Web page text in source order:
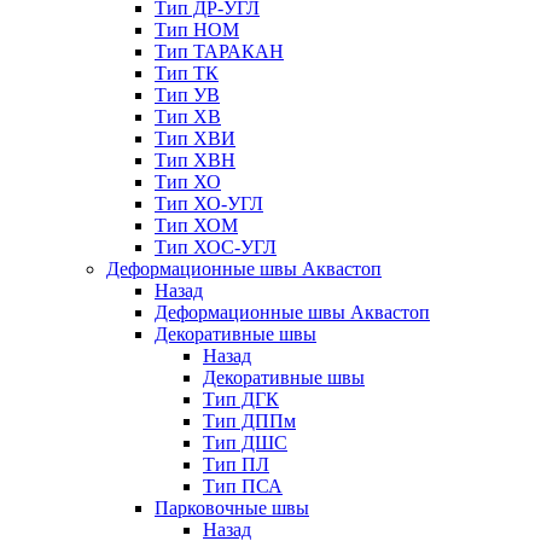
Тип ДР-УГЛ
Тип НОМ
Тип ТАРАКАН
Тип ТК
Тип УВ
Тип ХВ
Тип ХВИ
Тип ХВН
Тип ХО
Тип ХО-УГЛ
Тип ХОМ
Тип ХОС-УГЛ
Деформационные швы Аквастоп
Назад
Деформационные швы Аквастоп
Декоративные швы
Назад
Декоративные швы
Тип ДГК
Тип ДППм
Тип ДШС
Тип ПЛ
Тип ПСА
Парковочные швы
Назад